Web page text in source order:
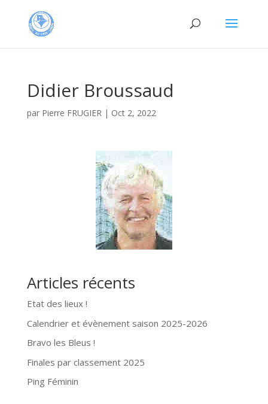
Didier Broussaud
par Pierre FRUGIER| Oct 2, 2022
Articles récents
Etat des lieux !
Calendrier et évènement saison 2025-2026
Bravo les Bleus !
Finales par classement 2025
Ping Féminin